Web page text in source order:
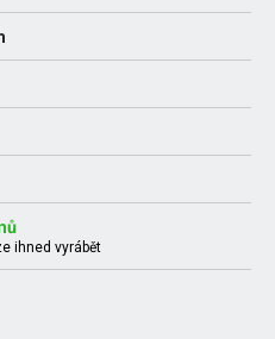
ihned vyrábět